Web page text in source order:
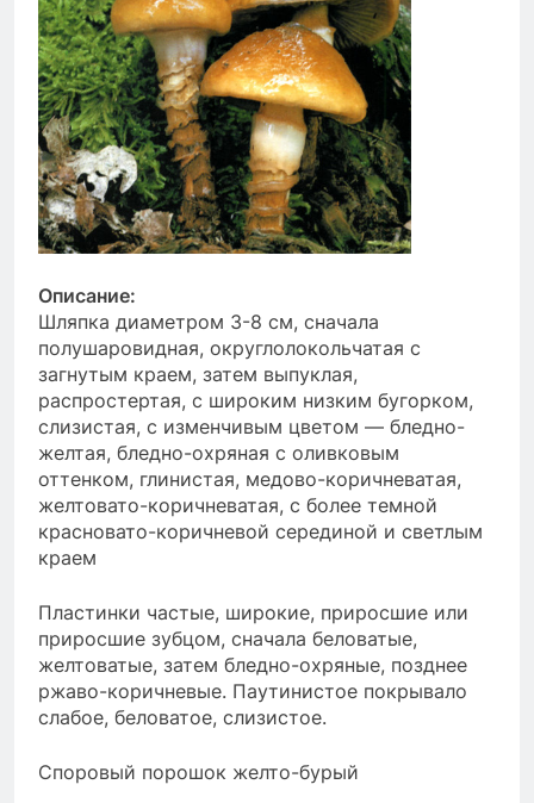
Описание:
Шляпка диаметром 3-8 см, сначала
полушаровидная, округлолокольчатая с
загнутым краем, затем выпуклая,
распростертая, с широким низким бугорком,
слизистая, с изменчивым цветом — бледно-
желтая, бледно-охряная с оливковым
оттенком, глинистая, медово-коричневатая,
желтовато-коричневатая, с более темной
красновато-коричневой серединой и светлым
краем
Пластинки частые, широкие, приросшие или
приросшие зубцом, сначала беловатые,
желтоватые, затем бледно-охряные, позднее
ржаво-коричневые. Паутинистое покрывало
слабое, беловатое, слизистое.
Споровый порошок желто-бурый